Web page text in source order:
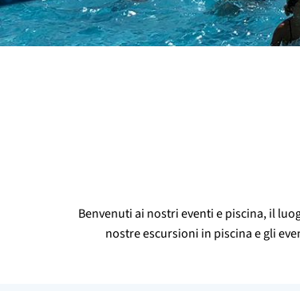
Benvenuti ai nostri eventi e piscina, il
nostre escursioni in piscina e gli